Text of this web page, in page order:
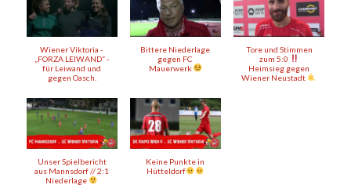
Wiener Viktoria -
„FORZA LEIWAND“ -
für Leiwand und
gegen Oasch.
Bittere Niederlage
gegen FC
Mauerwerk
Tore und Stimmen
zum 5:0
Heimsieg gegen
Wiener Neustadt
Unser Spielbericht
aus Mannsdorf // 2:1
Niederlage
Keine Punkte in
Hütteldorf